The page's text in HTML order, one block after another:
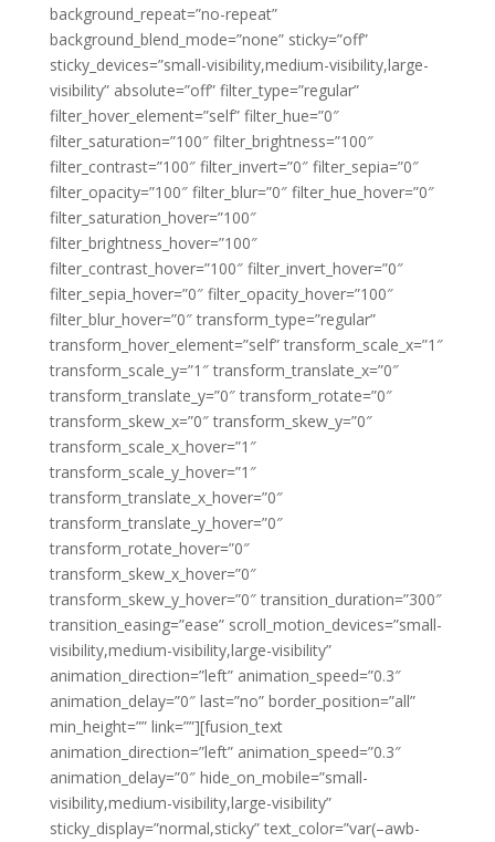
background_repeat=”no-repeat”
background_blend_mode=”none” sticky=”off”
sticky_devices=”small-visibility,medium-visibility,large-
visibility” absolute=”off” filter_type=”regular”
filter_hover_element=”self” filter_hue=”0″
filter_saturation=”100″ filter_brightness=”100″
filter_contrast=”100″ filter_invert=”0″ filter_sepia=”0″
filter_opacity=”100″ filter_blur=”0″ filter_hue_hover=”0″
filter_saturation_hover=”100″
filter_brightness_hover=”100″
filter_contrast_hover=”100″ filter_invert_hover=”0″
filter_sepia_hover=”0″ filter_opacity_hover=”100″
filter_blur_hover=”0″ transform_type=”regular”
transform_hover_element=”self” transform_scale_x=”1″
transform_scale_y=”1″ transform_translate_x=”0″
transform_translate_y=”0″ transform_rotate=”0″
transform_skew_x=”0″ transform_skew_y=”0″
transform_scale_x_hover=”1″
transform_scale_y_hover=”1″
transform_translate_x_hover=”0″
transform_translate_y_hover=”0″
transform_rotate_hover=”0″
transform_skew_x_hover=”0″
transform_skew_y_hover=”0″ transition_duration=”300″
transition_easing=”ease” scroll_motion_devices=”small-
visibility,medium-visibility,large-visibility”
animation_direction=”left” animation_speed=”0.3″
animation_delay=”0″ last=”no” border_position=”all”
min_height=”” link=””][fusion_text
animation_direction=”left” animation_speed=”0.3″
animation_delay=”0″ hide_on_mobile=”small-
visibility,medium-visibility,large-visibility”
sticky_display=”normal,sticky” text_color=”var(–awb-